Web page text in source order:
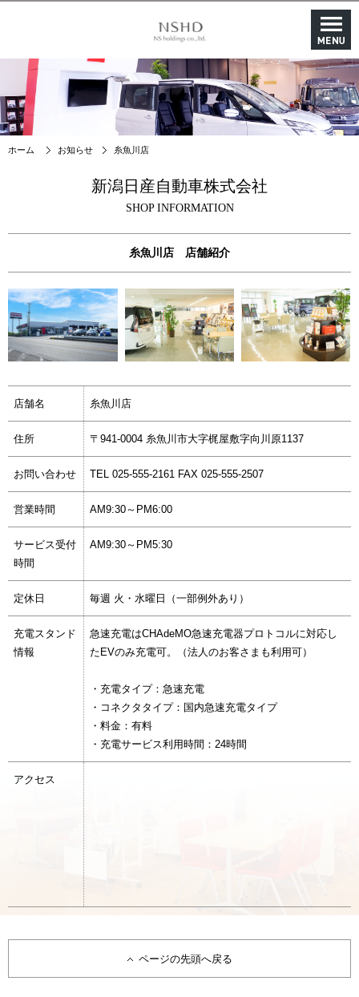
ホーム お知らせ 糸魚川店
新潟日産自動車株式会社
SHOP INFORMATION
糸魚川店 店舗紹介
店舗名 糸魚川店
住所 〒941-0004 糸魚川市大字梶屋敷字向川原1137
お問い合わせ TEL 025-555-2161 FAX 025-555-2507
営業時間 AM9:30～PM6:00
サービス受付
時間
AM9:30～PM5:30
定休日 毎週 火・水曜日（一部例外あり）
充電スタンド
情報
急速充電はCHAdeMO急速充電器プロトコルに対応し
たEVのみ充電可。（法人のお客さまも利用可）
・充電タイプ：急速充電
・コネクタタイプ：国内急速充電タイプ
・料金：有料
・充電サービス利用時間：24時間
アクセス
ページの先頭へ戻る